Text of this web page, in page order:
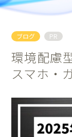
ブログ PR
環境配慮
スマホ・